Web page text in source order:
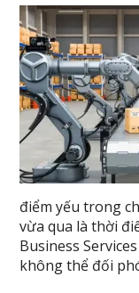
điểm yếu trong
vừa qua là thời
Business
không thể đối